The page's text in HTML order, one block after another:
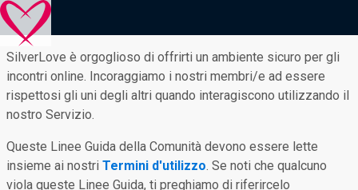
SilverLove è orgoglioso di offrirti un ambiente sicuro per gli
incontri online. Incoraggiamo i nostri membri/e ad essere
rispettosi gli uni degli altri quando interagiscono utilizzando il
nostro Servizio.
Queste Linee Guida della Comunità devono essere lette
insieme ai nostri Termini d'utilizzo. Se noti che qualcuno
viola queste Linee Guida, ti preghiamo di riferircelo